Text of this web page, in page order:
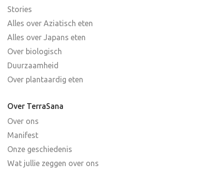
Stories
Alles over Aziatisch eten
Alles over Japans eten
Over biologisch
Duurzaamheid
Over plantaardig eten
Over TerraSana
Over ons
Manifest
Onze geschiedenis
Wat jullie zeggen over ons